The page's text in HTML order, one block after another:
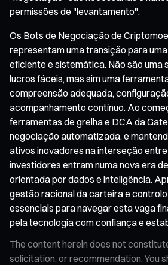
permissões de "levantamento".
Os Bots de Negociação de
representam uma transição para
eficiente e sistemática. Não são uma
lucros fáceis, mas sim uma
compreensão adequada,
acompanhamento contínuo. Ao
ferramentas de grelha e DCA da
negociação automatizada, e
ativos inovadores na interseção
investidores entram numa nova era
orientada por dados e inteligência.
gestão racional da carteira e
essenciais para navegar esta vaga
pela tecnologia com confiança e
The content herein does not
solicitation, or recommendation. You